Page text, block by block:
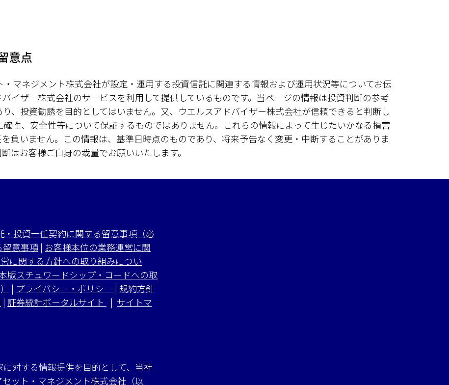
意点
マネジメント株式会社が設定・運用する投資信託に関連する情報および運用状況等についてお伝
イザー株式会社のサービスを利用して提供しているものです。当ページの情報は投資判断の参考
、投資勧誘を目的としてはいません。又、ウエルスアドバイザー株式会社が信頼できると判断し
性、安全性等について保証するものではありません。これらの情報によって生じたいかなる損害
負いません。この情報は、基準日時点のものであり、将来予告なく変更・中断することがありま
はお客様ご自身の裁量でお願いいたします。
・投資一任契約に関する留意事項（必
留意事項| お客様本位の業務運営に関
に関する方針への取り組みについ
版スチュワードシップ・コードへの取
| プライバシー・ポリシー | 規約方針
| 証券統計ポータルサイト | サイトマ
対する情報提供を目的として、当社
ット・マネジメント株式会社（以